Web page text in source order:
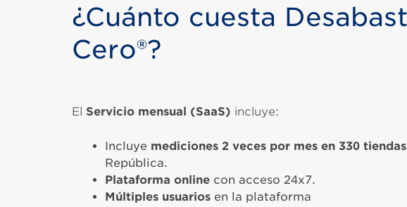
¿Cuánto cuesta
Cero®?
El Servicio mensual (SaaS) incluye:
Incluye mediciones 2 veces por mes en 330 tiendas
República.
Plataforma online con acceso 24x7.
Múltiples usuarios en la plataforma